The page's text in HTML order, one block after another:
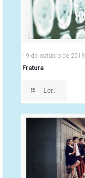
19 de outubro de 2019
Fratura
Ler...